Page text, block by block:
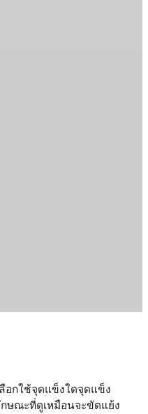
อกใช้จุดแข็งใดจุดแข็ง
ษณะที่ดูเหมือนจะขัดแย้ง